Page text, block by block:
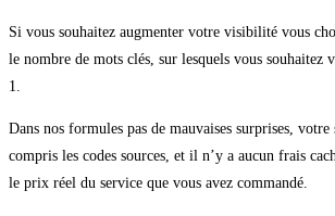
Si vous souhaitez augmenter votre visibilité vous
le nombre de mots clés, sur lesquels vous souhaitez
1.
Dans nos formules pas de mauvaises surprises,
compris les codes sources, et il n’y a aucun frais
le prix réel du service que vous avez commandé.